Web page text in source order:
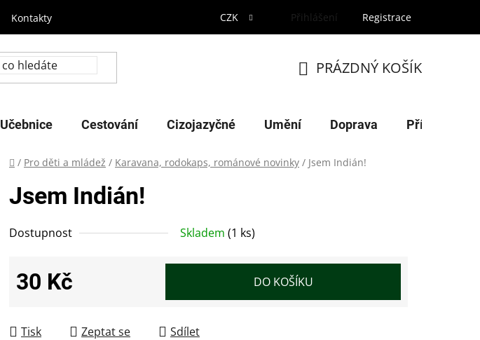
Kontakty CZK Přihlášení Registrace
KOŠÍK
PRÁZDNÝ KOŠÍK
Učebnice Cestování Cizojazyčné Umění Doprava Příroda
Domů
/ Pro děti a mládež / Karavana, rodokaps, románové novinky / Jsem Indián!
Jsem Indián!
Dostupnost Skladem (1 ks)
30 Kč DO KOŠÍKU
Tisk Zeptat se Sdílet